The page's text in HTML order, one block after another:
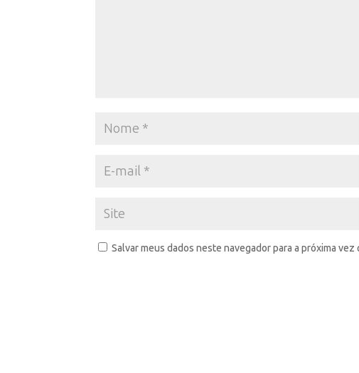
Salvar meus dados neste navegador para a próxima vez